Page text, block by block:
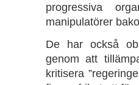
progressiva
manipulatörer
De har också
genom att
kritisera